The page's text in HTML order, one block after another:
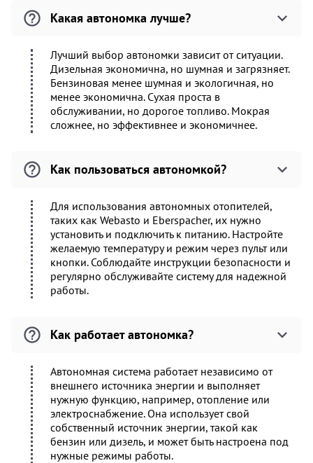
Какая автономка лучше?
Лучший выбор автономки зависит от ситуации.
Дизельная экономична, но шумная и загрязняет.
Бензиновая менее шумная и экологичная, но
менее экономична. Сухая проста в
обслуживании, но дорогое топливо. Мокрая
сложнее, но эффективнее и экономичнее.
Как пользоваться автономкой?
Для использования автономных отопителей,
таких как Webasto и Eberspacher, их нужно
установить и подключить к питанию. Настройте
желаемую температуру и режим через пульт или
кнопки. Соблюдайте инструкции безопасности и
регулярно обслуживайте систему для надежной
работы.
Как работает автономка?
Автономная система работает независимо от
внешнего источника энергии и выполняет
нужную функцию, например, отопление или
электроснабжение. Она использует свой
собственный источник энергии, такой как
бензин или дизель, и может быть настроена под
нужные режимы работы.